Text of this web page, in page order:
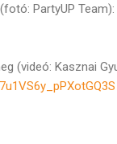
PartyUP Team):
(videó: Kasznai